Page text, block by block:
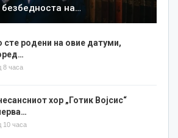
безбедноста на…
сте родени на овие датуми,
8 часа
хор „Готик Војсис“
10 часа